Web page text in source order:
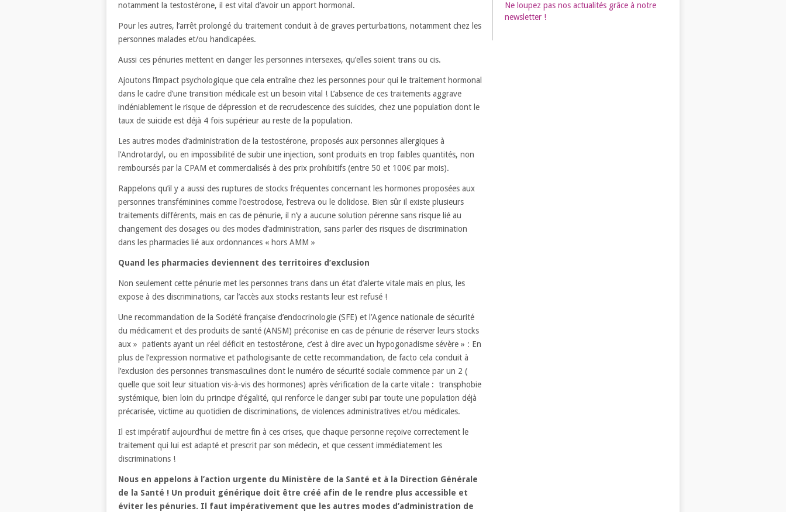
notamment la testostérone, il est vital d’avoir un apport hormonal.
Pour les autres, l’arrêt prolongé du traitement conduit à de graves perturbations, notamment chez les
personnes malades et/ou handicapées.
Aussi ces pénuries mettent en danger les personnes intersexes, qu’elles soient trans ou cis.
Ajoutons l’impact psychologique que cela entraîne chez les personnes pour qui le traitement hormonal
dans le cadre d’une transition médicale est un besoin vital ! L’absence de ces traitements aggrave
indéniablement le risque de dépression et de recrudescence des suicides, chez une population dont le
taux de suicide est déjà 4 fois supérieur au reste de la population.
Les autres modes d’administration de la testostérone, proposés aux personnes allergiques à
l’Androtardyl, ou en impossibilité de subir une injection, sont produits en trop faibles quantités, non
remboursés par la CPAM et commercialisés à des prix prohibitifs (entre 50 et 100€ par mois).
Rappelons qu’il y a aussi des ruptures de stocks fréquentes concernant les hormones proposées aux
personnes transféminines comme l’oestrodose, l’estreva ou le dolidose. Bien sûr il existe plusieurs
traitements différents, mais en cas de pénurie, il n’y a aucune solution pérenne sans risque lié au
changement des dosages ou des modes d’administration, sans parler des risques de discrimination
dans les pharmacies lié aux ordonnances « hors AMM »
Quand les pharmacies deviennent des territoires d’exclusion
Non seulement cette pénurie met les personnes trans dans un état d’alerte vitale mais en plus, les
expose à des discriminations, car l’accès aux stocks restants leur est refusé !
Une recommandation de la Société française d’endocrinologie (SFE) et l’Agence nationale de sécurité
du médicament et des produits de santé (ANSM) préconise en cas de pénurie de réserver leurs stocks
aux » patients ayant un réel déficit en testostérone, c’est à dire avec un hypogonadisme sévère » : En
plus de l’expression normative et pathologisante de cette recommandation, de facto cela conduit à
l’exclusion des personnes transmasculines dont le numéro de sécurité sociale commence par un 2 (
quelle que soit leur situation vis-à-vis des hormones) après vérification de la carte vitale : transphobie
systémique, bien loin du principe d’égalité, qui renforce le danger subi par toute une population déjà
précarisée, victime au quotidien de discriminations, de violences administratives et/ou médicales.
Il est impératif aujourd’hui de mettre fin à ces crises, que chaque personne reçoive correctement le
traitement qui lui est adapté et prescrit par son médecin, et que cessent immédiatement les
discriminations !
Nous en appelons à l’action urgente du Ministère de la Santé et à la Direction Générale
de la Santé ! Un produit générique doit être créé afin de le rendre plus accessible et
éviter les pénuries. Il faut impérativement que les autres modes d’administration de
Ne loupez pas nos actualités grâce à notre
newsletter !